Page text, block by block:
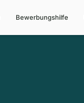
Bewerbungshilfe